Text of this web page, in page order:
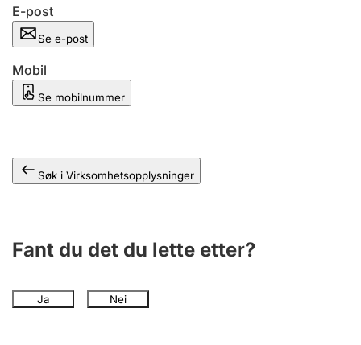
E-post
Se e-post
Mobil
Se mobilnummer
Søk i Virksomhetsopplysninger
Fant du det du lette etter?
Ja Nei